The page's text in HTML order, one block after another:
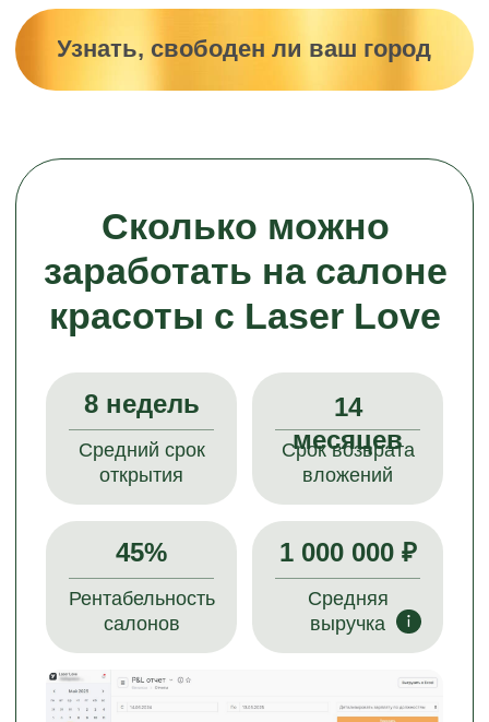
Клиенты не меняют мастера
и клинику
мастера или клинику, чтобы получить
для персонала
Меньше физической нагрузки, чем
в маникюре, шугаринге или массаже.
Результат виден с первой процедуры.
Минимум документов
Не нужны сложные лицензии, как
в инвазивной косметологии.